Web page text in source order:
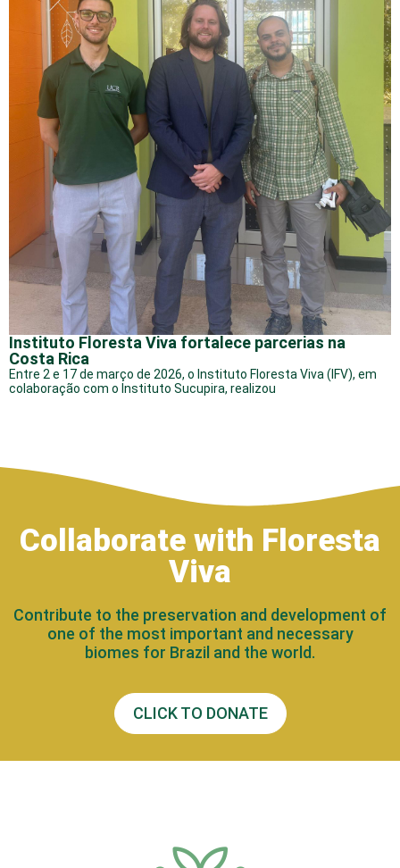
Instituto Floresta Viva fortalece parcerias na
Costa Rica
Entre 2 e 17 de março de 2026, o Instituto Floresta Viva (IFV), em
colaboração com o Instituto Sucupira, realizou
Collaborate with Floresta
Viva
Contribute to the preservation and development of
one of the most important and necessary
biomes for Brazil and the world.
CLICK TO DONATE